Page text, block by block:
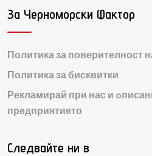
За Черноморски Фактор
Политика за поверителност
Политика за бисквитки
Рекламирай при нас и
предприятието
Следвайте ни в